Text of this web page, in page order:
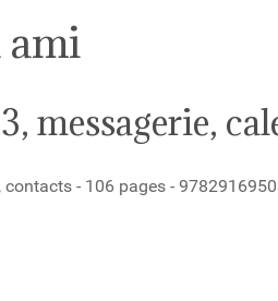
ami
messagerie,
- 106 pages -